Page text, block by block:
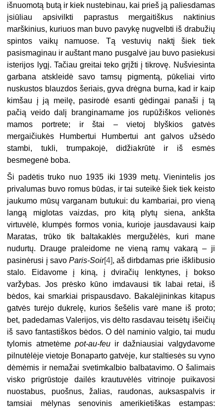
išnuomotą butą ir kiek nustebinau, kai prieš ją paliesdamas
įsiūliau apsivilkti paprastus mergaitiškus naktinius
marškinius, kuriuos man buvo pavykę nugvelbti iš drabužių
spintos vaikų namuose. Tą vestuvių naktį šiek tiek
pasismaginau ir auštant mano pusgalvė jau buvo pasiekusi
isterijos lygį. Tačiau greitai teko grįžti į tikrovę. Nušviesinta
garbana atskleidė savo tamsų pigmentą, pūkeliai virto
nuskustos blauzdos šeriais, gyva drėgna burna, kad ir kaip
kimšau į ją meilę, pasirodė esanti gėdingai panaši į tą
pačią veido dalį branginamame jos rupūžiškos velionės
mamos portrete; ir štai – vietoj blyškios gatvės
mergaičiukės Humbertui Humbertui ant galvos užsėdo
stambi, tukli, trumpakojė, didžiakrūtė ir iš esmės
besmegenė boba.
Ši padėtis truko nuo 1935 iki 1939 metų. Vienintelis jos
privalumas buvo romus būdas, ir tai suteikė šiek tiek keisto
jaukumo mūsų varganam butukui: du kambariai, pro vieną
langą miglotas vaizdas, pro kitą plytų siena, ankšta
virtuvėlė, klumpės formos vonia, kurioje jausdavausi kaip
Maratas, trūko tik baltakaklės mergužėlės, kuri mane
nudurtų. Drauge praleidome ne vieną ramų vakarą – ji
pasinėrusi į savo Paris-Soir[4], aš dirbdamas prie išklibusio
stalo. Eidavome į kiną, į dviračių lenktynes, į bokso
varžybas. Jos prėsko kūno imdavausi tik labai retai, iš
bėdos, kai smarkiai prispausdavo. Bakalėjininkas kitapus
gatvės turėjo dukrelę, kurios šešėlis varė mane iš proto;
bet, padedamas Valerijos, vis dėlto rasdavau teisėtų išeičių
iš savo fantastiškos bėdos. O dėl naminio valgio, tai mudu
tylomis atmetėme pot-au-feuir dažniausiai valgydavome
pilnutėlėje vietoje Bonaparto gatvėje, kur staltiesės su vyno
dėmėmis ir nemažai svetimkalbio balbatavimo. O šalimais
visko prigrūstoje dailės krautuvėlės vitrinoje puikavosi
nuostabus, puošnus, žalias, raudonas, auksaspalvis ir
tamsiai mėlynas senovinis amerikietiškas estampas: